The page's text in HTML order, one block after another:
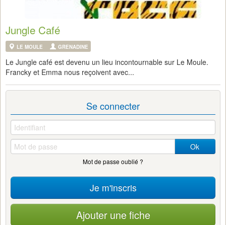
Jungle Café
LE MOULE GRENADINE
Le Jungle café est devenu un lieu incontournable sur Le Moule.
Francky et Emma nous reçoivent avec...
Se connecter
Ok
Mot de passe oublié ?
Je m'inscris
Ajouter une fiche